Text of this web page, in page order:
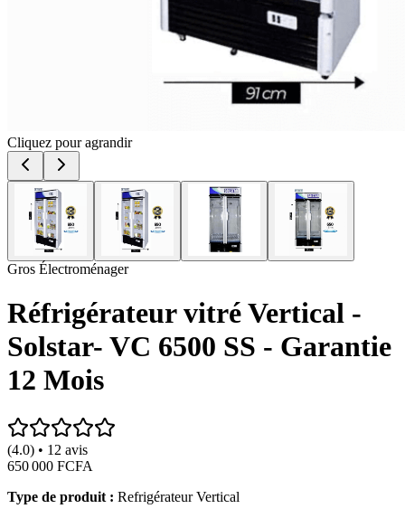
Cliquez pour agrandir
Gros Électroménager
Réfrigérateur vitré Vertical -
Solstar- VC 6500 SS - Garantie
12 Mois
(4.0) • 12 avis
650 000 FCFA
Type de produit : Refrigérateur Vertical